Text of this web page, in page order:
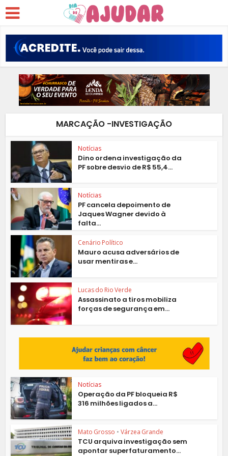
MARCAÇÃO -INVESTIGAÇÃO
Notícias
Dino ordena investigação da
PF sobre desvio de R$ 55,4...
Notícias
PF cancela depoimento de
Jaques Wagner devido à
falta...
Cenário Político
Mauro acusa adversários de
usar mentiras e...
Lucas do Rio Verde
Assassinato a tiros mobiliza
forças de segurança em...
Notícias
Operação da PF bloqueia R$
316 milhões ligados a...
Mato Grosso • Várzea Grande
TCU arquiva investigação sem
apontar superfaturamento...